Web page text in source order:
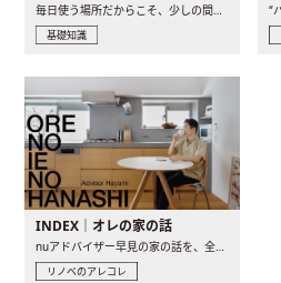
毎日使う場所だからこそ、少しの間取りの工夫や素材の選び方で..
基礎知識
INDEX｜オレの家の話
リノベのアレコレ